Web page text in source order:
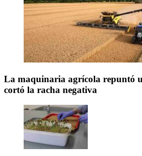
La maquinaria agrícola repuntó
cortó la racha negativa